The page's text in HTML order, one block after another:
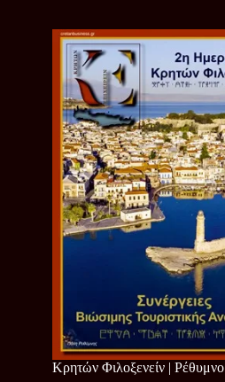
Κρητών Φιλοξενείν | Ρέθυμνο